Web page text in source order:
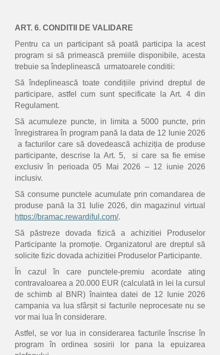
ART. 6. CONDITII DE VALIDARE
Pentru ca un participant să poată participa la acest
program si să primească premiile disponibile, acesta
trebuie sa îndeplinească urmatoarele conditii:
Să îndeplinească toate condițiile privind dreptul de
participare, astfel cum sunt specificate la Art. 4 din
Regulament.
Să acumuleze puncte, in limita a 5000 puncte, prin
înregistrarea în program pană la data de 12 Iunie 2026
a facturilor care să dovedească achiziția de produse
participante, descrise la Art. 5, si care sa fie emise
exclusiv în perioada 05 Mai 2026 – 12 iunie 2026
inclusiv.
Să consume punctele acumulate prin comandarea de
produse pană la 31 Iulie 2026, din magazinul virtual
https://bramac.rewardiful.com/.
Să păstreze dovada fizică a achizitiei Produselor
Participante la promoție. Organizatorul are dreptul să
solicite fizic dovada achizitiei Produselor Participante.
În cazul în care punctele-premiu acordate ating
contravaloarea a 20.000 EUR (calculată in lei la cursul
de schimb al BNR) înaintea datei de 12 Iunie 2026
campania va lua sfârșit si facturile neprocesate nu se
vor mai lua în considerare.
Astfel, se vor lua in considerarea facturile înscrise în
program în ordinea sosirii lor pana la epuizarea